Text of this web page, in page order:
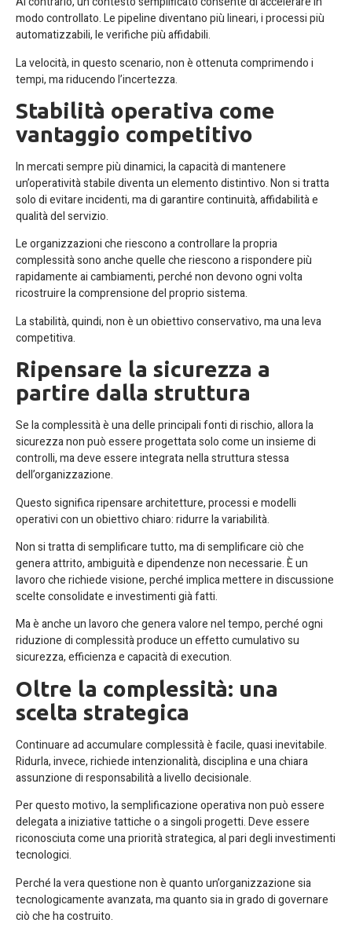
modo controllato. Le pipeline diventano più lineari, i processi più
automatizzabili, le verifiche più affidabili.
La velocità, in questo scenario, non è ottenuta comprimendo i
tempi, ma riducendo l’incertezza.
Stabilità operativa come
vantaggio competitivo
In mercati sempre più dinamici, la capacità di mantenere
un’operatività stabile diventa un elemento distintivo. Non si tratta
solo di evitare incidenti, ma di garantire continuità, affidabilità e
qualità del servizio.
Le organizzazioni che riescono a controllare la propria
complessità sono anche quelle che riescono a rispondere più
rapidamente ai cambiamenti, perché non devono ogni volta
ricostruire la comprensione del proprio sistema.
La stabilità, quindi, non è un obiettivo conservativo, ma una leva
competitiva.
Ripensare la sicurezza a
partire dalla struttura
Se la complessità è una delle principali fonti di rischio, allora la
sicurezza non può essere progettata solo come un insieme di
controlli, ma deve essere integrata nella struttura stessa
dell’organizzazione.
Questo significa ripensare architetture, processi e modelli
operativi con un obiettivo chiaro: ridurre la variabilità.
Non si tratta di semplificare tutto, ma di semplificare ciò che
genera attrito, ambiguità e dipendenze non necessarie. È un
lavoro che richiede visione, perché implica mettere in discussione
scelte consolidate e investimenti già fatti.
Ma è anche un lavoro che genera valore nel tempo, perché ogni
riduzione di complessità produce un effetto cumulativo su
sicurezza, efficienza e capacità di execution.
Oltre la complessità: una
scelta strategica
Continuare ad accumulare complessità è facile, quasi inevitabile.
Ridurla, invece, richiede intenzionalità, disciplina e una chiara
assunzione di responsabilità a livello decisionale.
Per questo motivo, la semplificazione operativa non può essere
delegata a iniziative tattiche o a singoli progetti. Deve essere
riconosciuta come una priorità strategica, al pari degli investimenti
tecnologici.
Perché la vera questione non è quanto un’organizzazione sia
tecnologicamente avanzata, ma quanto sia in grado di governare
ciò che ha costruito.